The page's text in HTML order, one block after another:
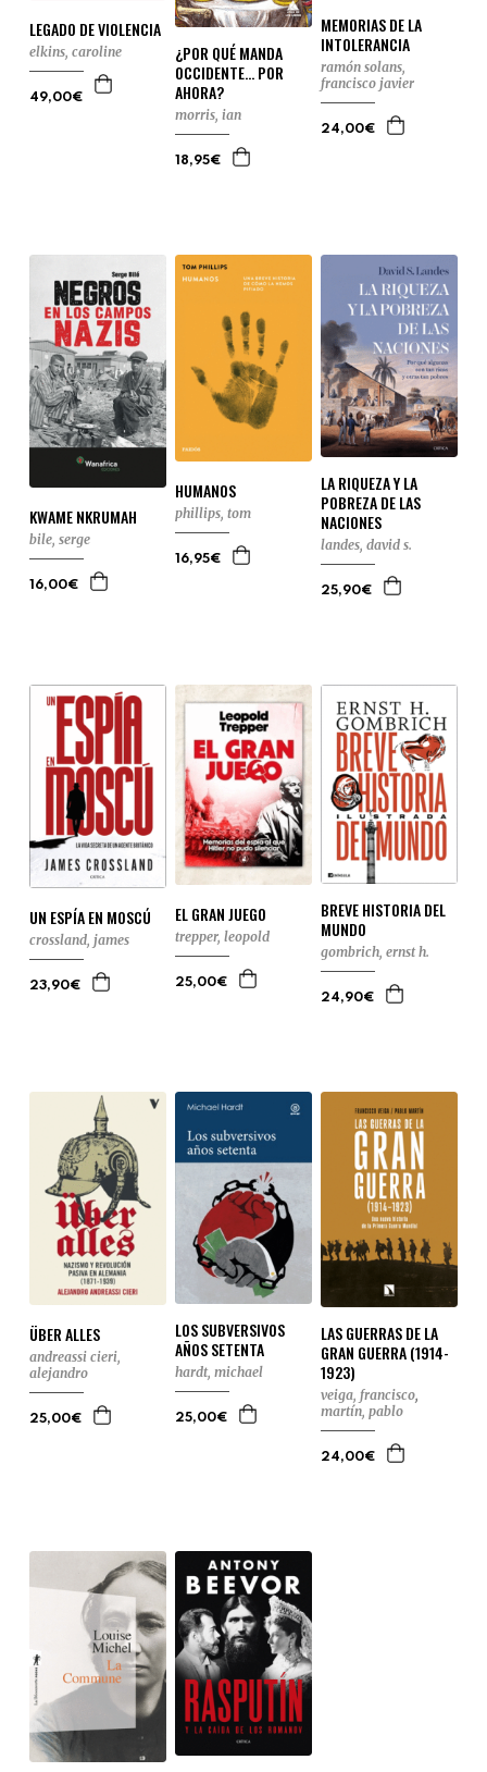
LEGADO DE VIOLENCIA
elkins, caroline
49,00€
¿POR QUÉ MANDA
OCCIDENTE... POR
AHORA?
morris, ian
18,95€
MEMORIAS DE LA
INTOLERANCIA
ramón solans,
francisco javier
24,00€
KWAME NKRUMAH
bile, serge
16,00€
HUMANOS
phillips, tom
16,95€
LA RIQUEZA Y LA
POBREZA DE LAS
NACIONES
landes, david s.
25,90€
UN ESPÍA EN MOSCÚ
crossland, james
23,90€
EL GRAN JUEGO
trepper, leopold
25,00€
BREVE HISTORIA DEL
MUNDO
gombrich, ernst h.
24,90€
ÜBER ALLES
andreassi cieri,
alejandro
25,00€
LOS SUBVERSIVOS
AÑOS SETENTA
hardt, michael
25,00€
LAS GUERRAS DE LA
GRAN GUERRA (1914-
1923)
veiga, francisco,
martín, pablo
24,00€